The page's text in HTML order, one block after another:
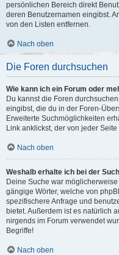
persönlichen Bereich direkt
deren Benutzernamen eingibst.
von den Listen entfernen.
Nach oben
Die Foren durchsuchen
Wie kann ich ein Forum oder
Du kannst die Foren
eingibst, die du in der Foren-
Erweiterte Suchmöglichkeiten
Link anklickst, der von jeder
Nach oben
Weshalb erhalte ich bei der
Deine Suche war
gängige Wörter, welche von
spezifischere Anfrage und
bietet. Außerdem ist es natürlich
nirgends im Forum verwendet
Begriffe!
Nach oben